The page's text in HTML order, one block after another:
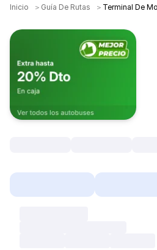
Inicio ＞ Guía De Rutas ＞ Terminal De